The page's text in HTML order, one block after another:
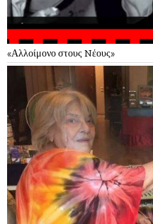
«Αλλοίμονο στους Nέους»